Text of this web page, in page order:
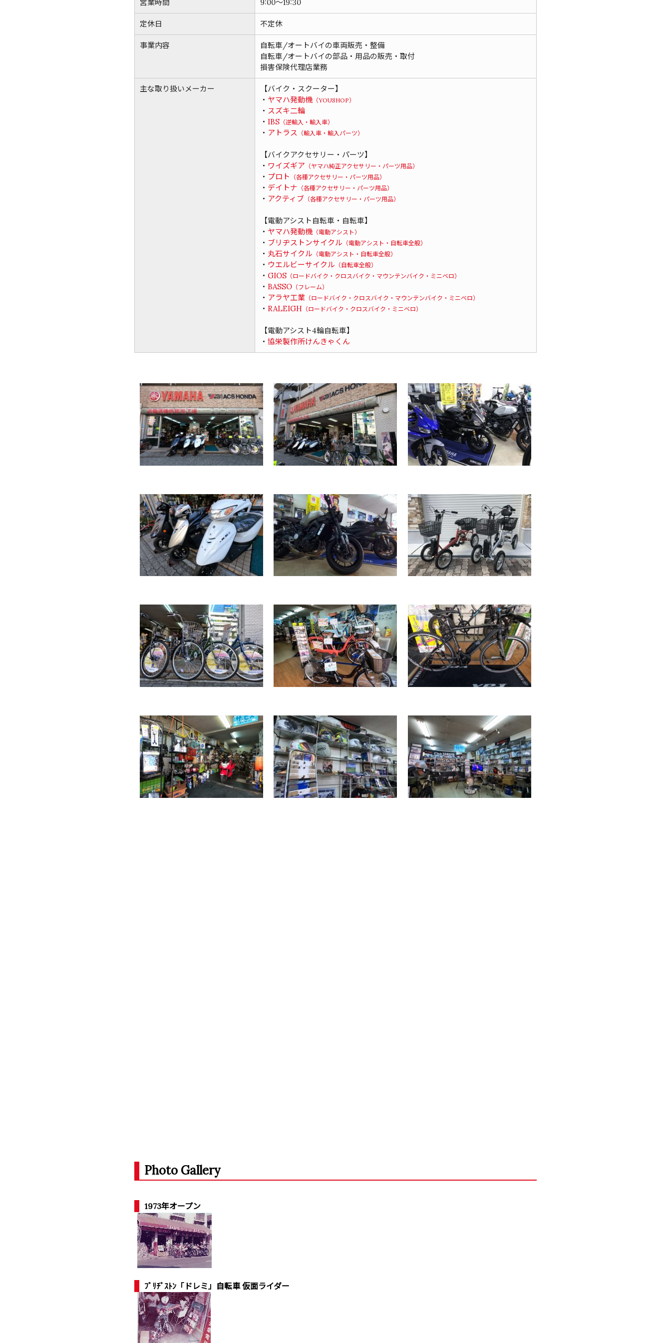
営業時間 9:00～19:30
定休日 不定休
事業内容
自転車/オートバイの車両販売・整備
自転車/オートバイの部品・用品の販売・取付
損害保険代理店業務
主な取り扱いメーカー
【バイク・スクーター】
・ ヤマハ発動機 （YOUSHOP）
・ スズキ二輪
・ IBS （逆輸入・輸入車）
・ アトラス （輸入車・輸入パーツ）
【バイクアクセサリー・パーツ】
・ ワイズギア （ヤマハ純正アクセサリー・パーツ用品）
・ プロト （各種アクセサリー・パーツ用品）
・ デイトナ （各種アクセサリー・パーツ用品）
・ アクティブ （各種アクセサリー・パーツ用品）
【電動アシスト自転車・自転車】
・ ヤマハ発動機 （電動アシスト）
・ ブリヂストンサイクル （電動アシスト・自転車全般）
・ 丸石サイクル （電動アシスト・自転車全般）
・ ウエルビーサイクル （自転車全般）
・ GIOS （ロードバイク・クロスバイク・マウンテンバイク・ミニベロ）
・ BASSO （フレーム）
・ アラヤ工業 （ロードバイク・クロスバイク・マウンテンバイク・ミニベロ）
・ RALEIGH （ロードバイク・クロスバイク・ミニベロ）
【電動アシスト4輪自転車】
・ 協栄製作所けんきゃくん
Photo Gallery
1973年オープン
ﾌﾞﾘﾁﾞｽﾄﾝ「ドレミ」自転車 仮面ライダー